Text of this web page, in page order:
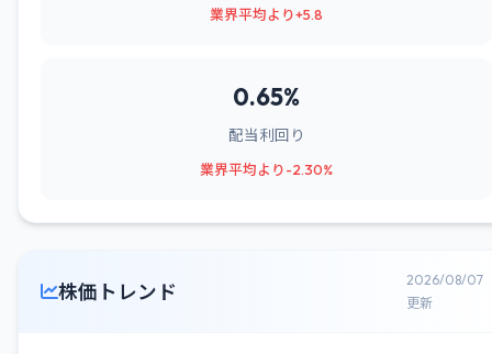
業界平均より+5.8
0.65%
配当利回り
業界平均より-2.30%
株価トレンド
2026/08/07
更新